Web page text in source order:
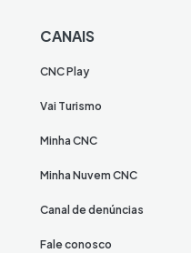
CANAIS
CNC Play
Vai Turismo
Minha CNC
Minha Nuvem CNC
Canal de denúncias
Fale conosco